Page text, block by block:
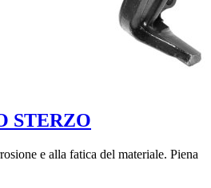
STERZO
e alla fatica del materiale. Piena